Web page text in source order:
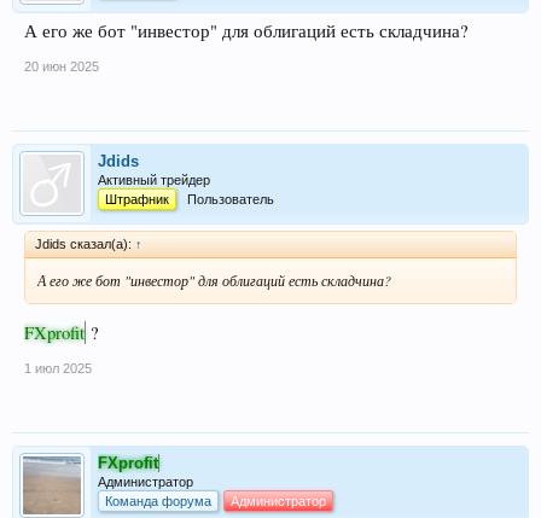
А его же бот "инвестор" для облигаций есть складчина?
20 июн 2025
Jdids
Активный трейдер
Штрафник
Пользователь
Jdids сказал(а): ↑
А его же бот "инвестор" для облигаций есть складчина?
FXprofit ?
1 июл 2025
FXprofit
Администратор
Команда форума
Администратор